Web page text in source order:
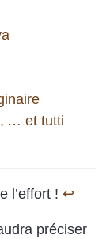
… et tutti
l’effort ! ↩
préciser